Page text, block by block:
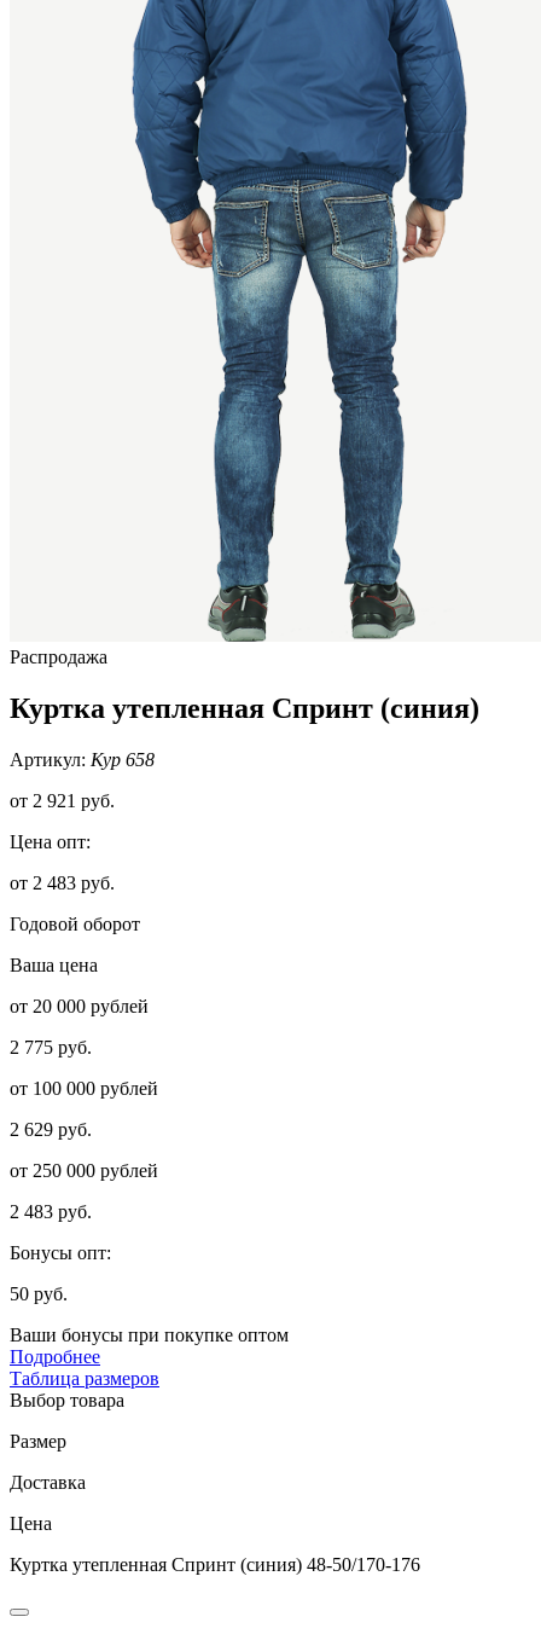
Распродажа
Куртка утепленная Спринт (синия)
Артикул: Кур 658
от 2 921 руб.
Цена опт:
от 2 483 руб.
Годовой оборот
Ваша цена
от 20 000 рублей
2 775 руб.
от 100 000 рублей
2 629 руб.
от 250 000 рублей
2 483 руб.
Бонусы опт:
50 руб.
Ваши бонусы при покупке оптом
Подробнее
Таблица размеров
Выбор товара
Размер
Доставка
Цена
Куртка утепленная Спринт (синия) 48-50/170-176